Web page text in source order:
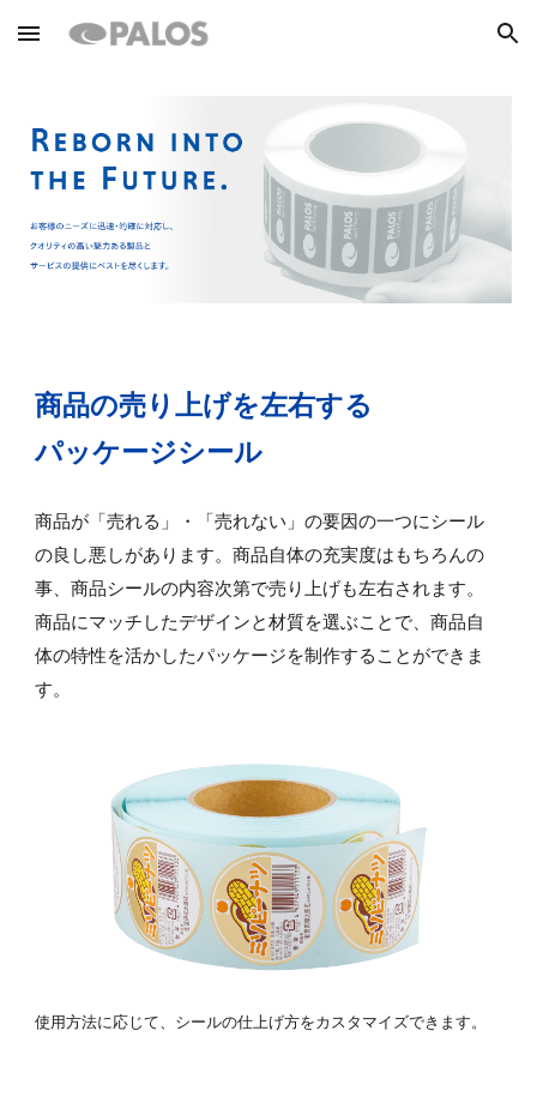
Skip to main content Skip to navigation
商品の売り上げを左右する
パッケージシール
商品が「売れる」・「売れない」の要因の一つにシール
の良し悪しがあります。商品自体の充実度はもちろんの
事、商品シールの内容次第で売り上げも左右されます。
商品にマッチしたデザインと材質を選ぶことで、商品自
体の特性を活かしたパッケージを制作することができま
す。
使用方法に応じて、シールの仕上げ方をカスタマイズできます。